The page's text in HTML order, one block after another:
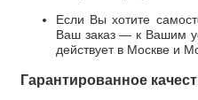
Если Вы хотите
Ваш заказ — к Вашим
действует в Москве и
Гарантированное